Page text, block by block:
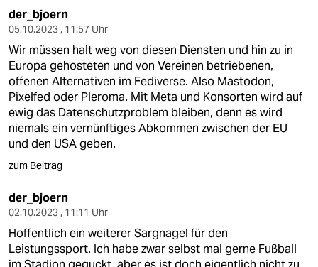
der_bjoern
05.10.2023 , 11:57 Uhr
Wir müssen halt weg von diesen Diensten und hin zu in
Europa gehosteten und von Vereinen betriebenen,
offenen Alternativen im Fediverse. Also Mastodon,
Pixelfed oder Pleroma. Mit Meta und Konsorten wird auf
ewig das Datenschutzproblem bleiben, denn es wird
niemals ein vernünftiges Abkommen zwischen der EU
und den USA geben.
zum Beitrag
der_bjoern
02.10.2023 , 11:11 Uhr
Hoffentlich ein weiterer Sargnagel für den
Leistungssport. Ich habe zwar selbst mal gerne Fußball